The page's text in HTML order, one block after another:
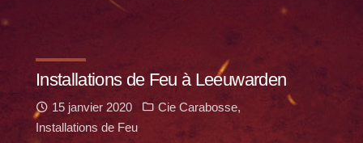
Installations de Feu à Leeuwarden
15 janvier 2020 Cie Carabosse,
Installations de Feu